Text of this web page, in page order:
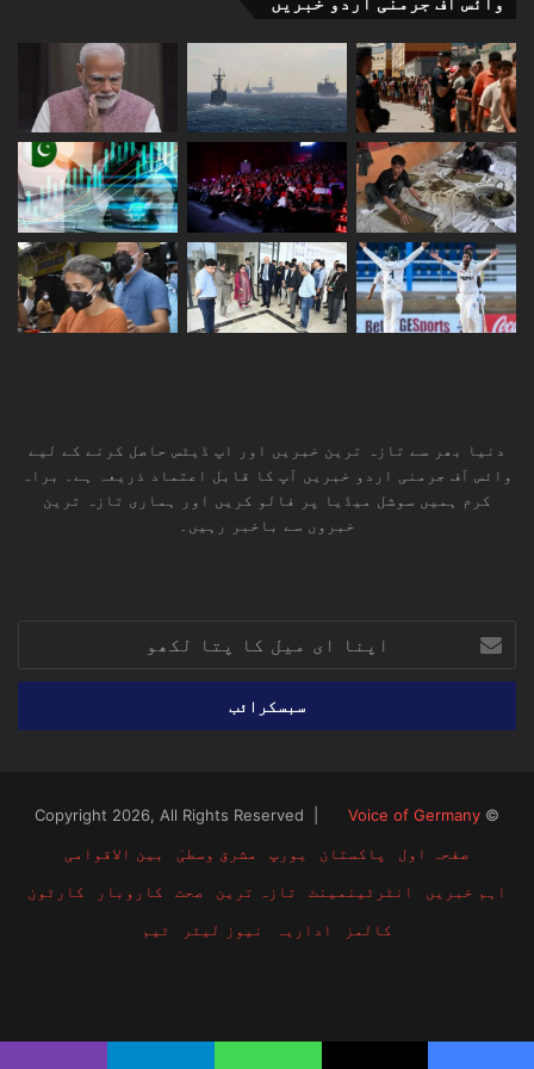
فراہم کرنے کی حکمت عملی والی بات کو نظر انداز نہیں
کیا جاسکتا
کیونکہ جب یہ تواتر کے ساتھ کہا جارہا ہو کہ عمران خان
نہیں تو کچھ بھی نہیں یا یہ کہ عمران کے حامی قافلہ
حسینی اور موجودہ نظام کے حامی یزیدی ہیں تو یہ سمجھنا
چنداں مشکل نہیں کہ کون کیا چاہتا ہے اور ملک کو کس طرف
لیجانا چاہتا ہے ؟
دنیا بھر سے تازہ ترین خبریں اور اپ ڈیٹس حاصل کرنے کے لیے
وائس آف جرمنی اردو خبریں آپ کا قابل اعتماد ذریعہ ہے۔ براہ
کرم ہمیں سوشل میڈیا پر فالو کریں اور ہماری تازہ ترین
خبروں سے باخبر رہیں۔
ای
میل
پتا
© Copyright 2026, All Rights Reserved |
Voice of Germany
صفحہ اول
پاکستان یورپ مشرق وسطیٰ
بین الاقوامی
اہم خبریں
انٹرٹینمینٹ تازہ ترین صحت کاروبار
کارٹون
کالمز
اداریہ نیوز لیٹر ٹیم